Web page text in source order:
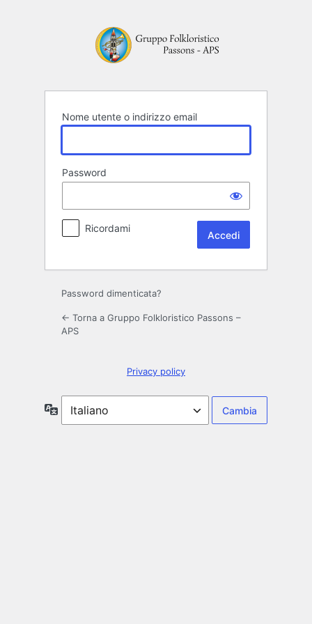
Nome utente o indirizzo email
Password
Ricordami
Password dimenticata?
← Torna a Gruppo Folkloristico Passons –
APS
Privacy policy
Lingua